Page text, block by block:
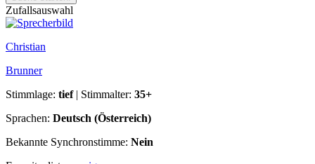
Zufallsauswahl
Christian
Brunner
Stimmlage: tief | Stimmalter: 35+
Sprachen: Deutsch (Österreich)
Bekannte Synchronstimme: Nein